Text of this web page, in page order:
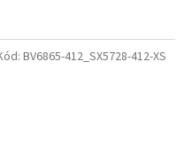
BV6865-412_SX5728-412-XS